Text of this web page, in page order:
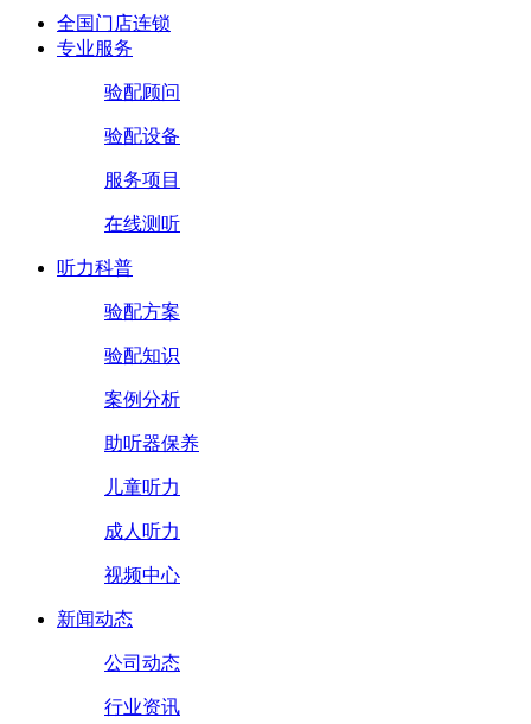
全国门店连锁
专业服务
验配顾问
验配设备
服务项目
在线测听
听力科普
验配方案
验配知识
案例分析
助听器保养
儿童听力
成人听力
视频中心
新闻动态
公司动态
行业资讯